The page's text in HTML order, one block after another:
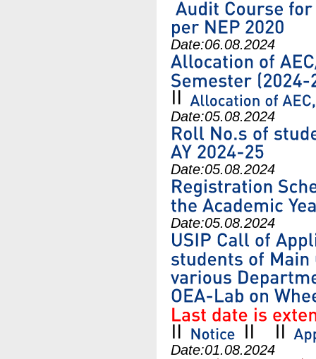
Date:06.08.2024
Date:05.08.2024
Date:05.08.2024
Date:05.08.2024
Date:01.08.2024